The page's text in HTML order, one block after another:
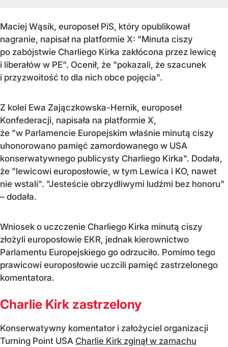
Maciej Wąsik, europoseł PiS, który opublikował
nagranie, napisał na platformie X: "Minuta ciszy
po zabójstwie Charliego Kirka zakłócona przez lewicę
i liberałów w PE". Ocenił, że "pokazali, że szacunek
i przyzwoitość to dla nich obce pojęcia".
Z kolei Ewa Zajączkowska-Hernik, europoseł
Konfederacji, napisała na platformie X,
że "w Parlamencie Europejskim właśnie minutą ciszy
uhonorowano pamięć zamordowanego w USA
konserwatywnego publicysty Charliego Kirka". Dodała,
że "lewicowi europosłowie, w tym Lewica i KO, nawet
nie wstali". "Jesteście obrzydliwymi ludźmi bez honoru"
– dodała.
Wniosek o uczczenie Charliego Kirka minutą ciszy
złożyli europosłowie EKR, jednak kierownictwo
Parlamentu Europejskiego go odrzuciło. Pomimo tego
prawicowi europosłowie uczcili pamięć zastrzelonego
komentatora.
Charlie Kirk zastrzelony
Konserwatywny komentator i założyciel organizacji
Turning Point USA Charlie Kirk zginął w zamachu